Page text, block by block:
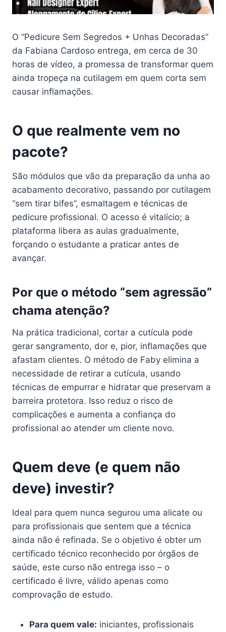
O “Pedicure Sem Segredos + Unhas Decoradas”
da Fabiana Cardoso entrega, em cerca de 30
horas de vídeo, a promessa de transformar quem
ainda tropeça na cutilagem em quem corta sem
causar inflamações.
O que realmente vem no
pacote?
São módulos que vão da preparação da unha ao
acabamento decorativo, passando por cutilagem
“sem tirar bifes”, esmaltagem e técnicas de
pedicure profissional. O acesso é vitalício; a
plataforma libera as aulas gradualmente,
forçando o estudante a praticar antes de
avançar.
Por que o método “sem agressão”
chama atenção?
Na prática tradicional, cortar a cutícula pode
gerar sangramento, dor e, pior, inflamações que
afastam clientes. O método de Faby elimina a
necessidade de retirar a cutícula, usando
técnicas de empurrar e hidratar que preservam a
barreira protetora. Isso reduz o risco de
complicações e aumenta a confiança do
profissional ao atender um cliente novo.
Quem deve (e quem não
deve) investir?
Ideal para quem nunca segurou uma alicate ou
para profissionais que sentem que a técnica
ainda não é refinada. Se o objetivo é obter um
certificado técnico reconhecido por órgãos de
saúde, este curso não entrega isso – o
certificado é livre, válido apenas como
comprovação de estudo.
Para quem vale: iniciantes, profissionais